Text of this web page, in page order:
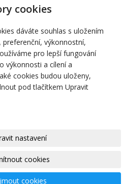
s.r.o. –
cookies
dáváte souhlas s uložením
preferenční, výkonnostní,
pro lepší fungování
výkonnosti a cílení a
cookies budou uloženy,
pod tlačítkem Upravit
nastavení
cookies
cookies